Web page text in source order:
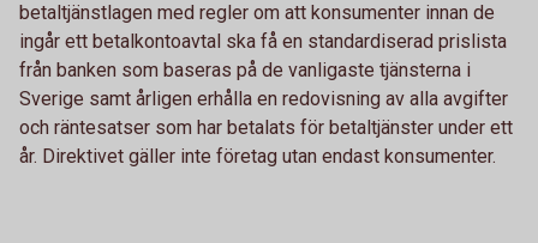
betaltjänstlagen med regler om att konsumenter innan de
ingår ett betalkontoavtal ska få en standardiserad prislista
från banken som baseras på de vanligaste tjänsterna i
Sverige samt årligen erhålla en redovisning av alla avgifter
och räntesatser som har betalats för betaltjänster under ett
år. Direktivet gäller inte företag utan endast konsumenter.